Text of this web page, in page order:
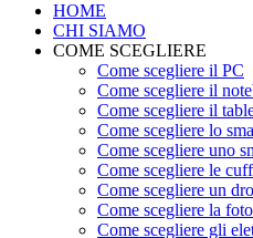
HOME
CHI SIAMO
COME SCEGLIERE
Come scegliere il PC
Come scegliere il
Come scegliere il
Come scegliere lo
Come scegliere uno
Come scegliere le
Come scegliere un
Come scegliere la
Come scegliere gli